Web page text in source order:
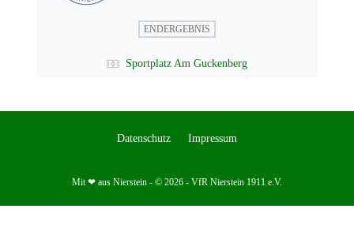
ENDERGEBNIS
Sportplatz Am Guckenberg
Datenschutz Impressum
Mit ❤ aus Nierstein - © 2026 - VfR Nierstein 1911 e.V.